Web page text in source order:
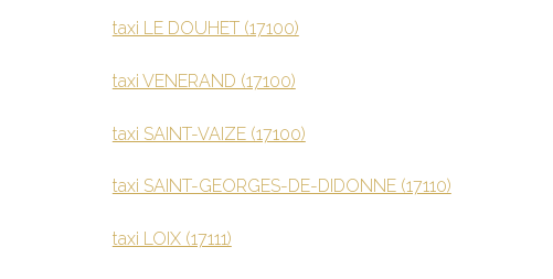
taxi LE DOUHET (17100)
taxi VENERAND (17100)
taxi SAINT-VAIZE (17100)
taxi SAINT-GEORGES-DE-DIDONNE (17110)
taxi LOIX (17111)